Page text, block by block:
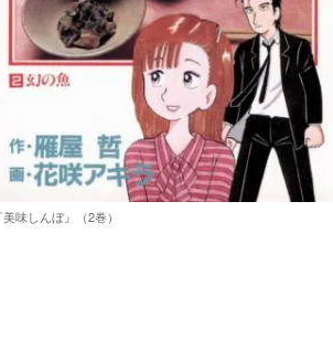
美味しんぼ』（2巻）